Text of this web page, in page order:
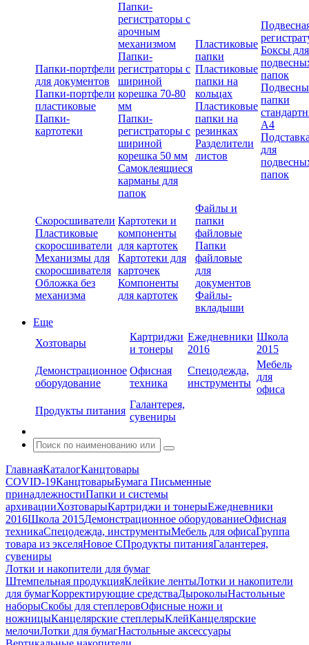
Папки-портфели
для документов
Папки-портфели
пластиковые
Папки-
картотеки
Папки-
регистраторы с
арочным
механизмом
Папки-
регистраторы с
шириной
корешка 70-80
мм
Папки-
регистраторы с
шириной
корешка 50 мм
Самоклеящиеся
карманы для
папок
Пластиковые
папки
Пластиковые
папки на
кольцах
Пластиковые
папки на
резинках
Разделители
листов
Боксы для
папок
папки
А4
для
папок
Скоросшиватели
Пластиковые
скоросшиватели
Механизмы для
скоросшивателя
Обложка без
механизма
Картотеки и
компоненты
для картотек
Картотеки для
карточек
Компоненты
для картотек
Файлы и
папки
файловые
Папки
файловые
для
документов
Файлы-
вкладыши
Еще
Хозтовары
Картриджи
и тонеры
Ежедневники
2016
Школа
2015
Демонстрационное
оборудование
Офисная
техника
Спецодежда,
инструменты
Мебель
для
офиса
Продукты питания
Галантерея,
сувениры
ГлавнаяКаталогКанцтовары
COVID-19КанцтоварыБумага Письменные
принадлежностиПапки и системы
архивацииХозтоварыКартриджи и тонерыЕжедневники
2016Школа 2015Демонстрационное оборудованиеОфисная
техникаСпецодежда, инструментыМебель для офисаГруппа
товара из экселяНовое СПродукты питанияГалантерея,
сувениры
Лотки и накопители для бумаг
Штемпельная продукцияКлейкие лентыЛотки и накопители
для бумагКорректирующие средстваДыроколыНастольные
наборыСкобы для степлеровОфисные ножи и
ножницыКанцелярские степлерыКлейКанцелярские
мелочиЛотки для бумагНастольные аксессуары